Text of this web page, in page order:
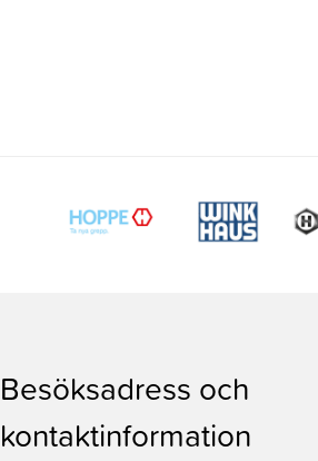
Besöksadress och
kontaktinformation